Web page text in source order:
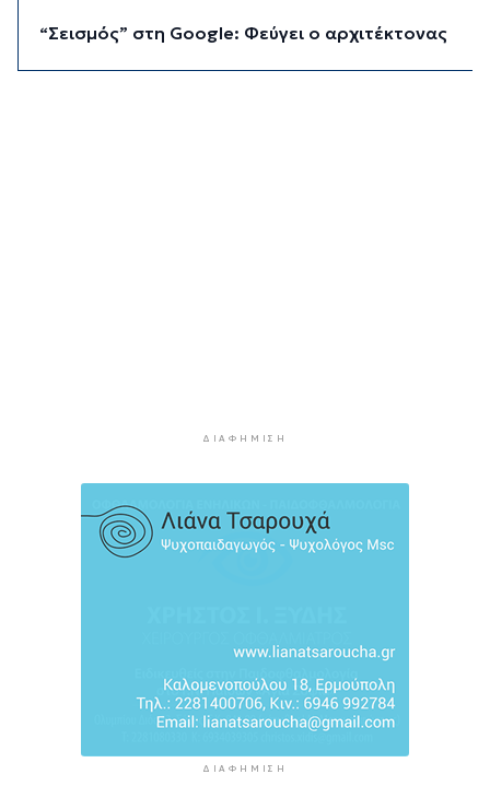
“Σεισμός” στη Google: Φεύγει ο αρχιτέκτονας
Αυξήθηκαν οι Έλληνες που αποφάσισαν να
διακόψουν το κάπνισμα
10 ώρες 34 λεπτά πρίν
ΔΙΑΦΉΜΙΣΗ
ΔΙΑΦΉΜΙΣΗ